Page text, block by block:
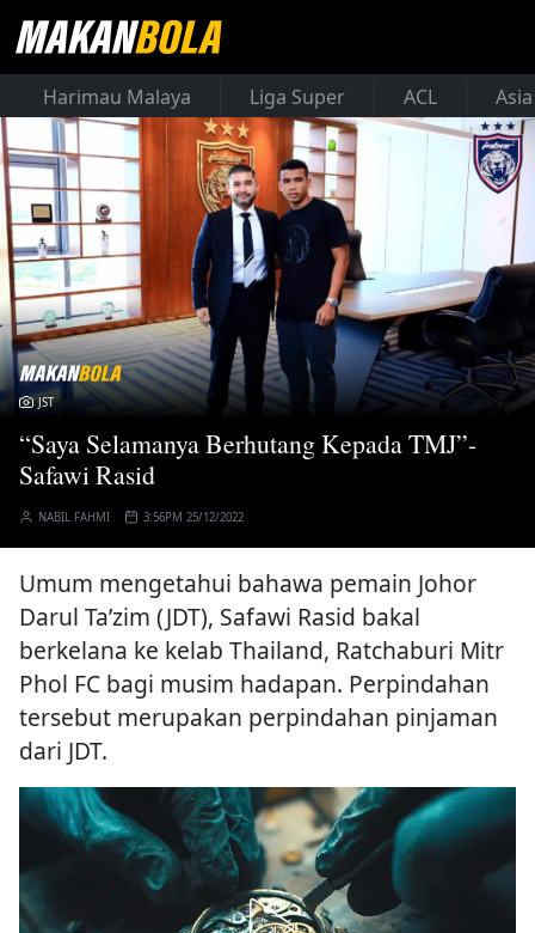
Harimau Malaya Liga Super ACL
JST
“Saya Selamanya Berhutang Kepada TMJ”-
Safawi Rasid
NABIL FAHMI 3:56PM 25/12/2022
Umum mengetahui bahawa pemain Johor
Darul Ta’zim (JDT), Safawi Rasid bakal
berkelana ke kelab Thailand, Ratchaburi Mitr
Phol FC bagi musim hadapan. Perpindahan
tersebut merupakan perpindahan pinjaman
dari JDT.